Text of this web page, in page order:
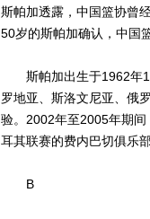
斯帕加透露，中国篮协曾
50岁的斯帕加确认，中国
斯帕加出生于1962年11
罗地亚、斯洛文尼亚、俄
验。2002年至2005年期
耳其联赛的费内巴切俱乐部
B